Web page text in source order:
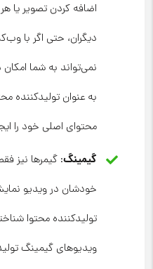
اضافه کردن تصویر یا
دیگران، حتی اگر با
نمی‌تواند به شما امکان
به عنوان تولیدکننده
محتوای اصلی خود را
گیمینگ: گیمرها نیز
خودشان در ویدیو
تولیدکننده محتوا
ویدیوهای گیمینگ